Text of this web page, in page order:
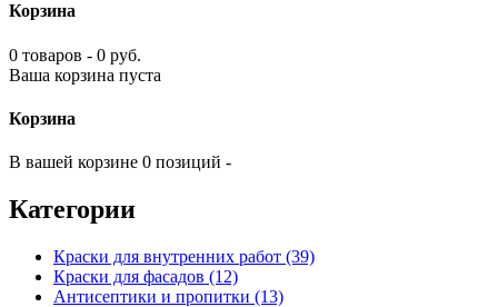
Корзина
0 товаров - 0 руб.
Ваша корзина пуста
Корзина
В вашей корзине 0 позиций -
Категории
Краски для внутренних работ (39)
Краски для фасадов (12)
Антисептики и пропитки (13)